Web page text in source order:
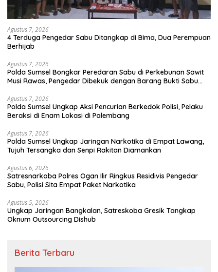
Agustus 7, 2026
4 Terduga Pengedar Sabu Ditangkap di Bima, Dua Perempuan
Berhijab
Agustus 7, 2026
Polda Sumsel Bongkar Peredaran Sabu di Perkebunan Sawit
Musi Rawas, Pengedar Dibekuk dengan Barang Bukti Sabu
Agustus 7, 2026
Polda Sumsel Ungkap Aksi Pencurian Berkedok Polisi, Pelaku
Beraksi di Enam Lokasi di Palembang
Agustus 7, 2026
Polda Sumsel Ungkap Jaringan Narkotika di Empat Lawang,
Tujuh Tersangka dan Senpi Rakitan Diamankan
Agustus 6, 2026
Satresnarkoba Polres Ogan Ilir Ringkus Residivis Pengedar
Sabu, Polisi Sita Empat Paket Narkotika
Agustus 5, 2026
Ungkap Jaringan Bangkalan, Satreskoba Gresik Tangkap
Oknum Outsourcing Dishub
Berita Terbaru